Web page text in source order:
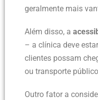
geralmente mais
Além disso, a
– a clínica deve
clientes possam
ou transporte
Outro fator a